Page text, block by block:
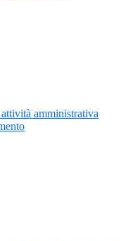
amministrativa